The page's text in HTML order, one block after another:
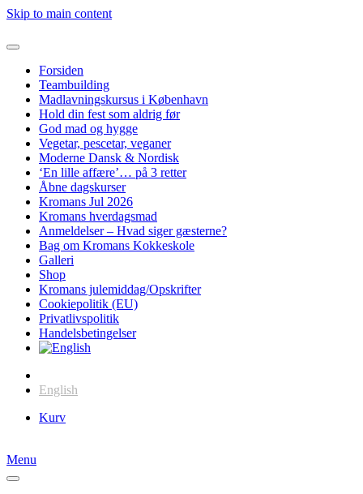
Skip to main content
Forsiden
Teambuilding
Madlavningskursus i København
Hold din fest som aldrig før
God mad og hygge
Vegetar, pescetar, veganer
Moderne Dansk & Nordisk
‘En lille affære’… på 3 retter
Åbne dagskurser
Kromans Jul 2026
Kromans hverdagsmad
Anmeldelser – Hvad siger gæsterne?
Bag om Kromans Kokkeskole
Galleri
Shop
Kromans julemiddag/Opskrifter
Cookiepolitik (EU)
Privatlivspolitik
Handelsbetingelser
English
Kurv
Menu